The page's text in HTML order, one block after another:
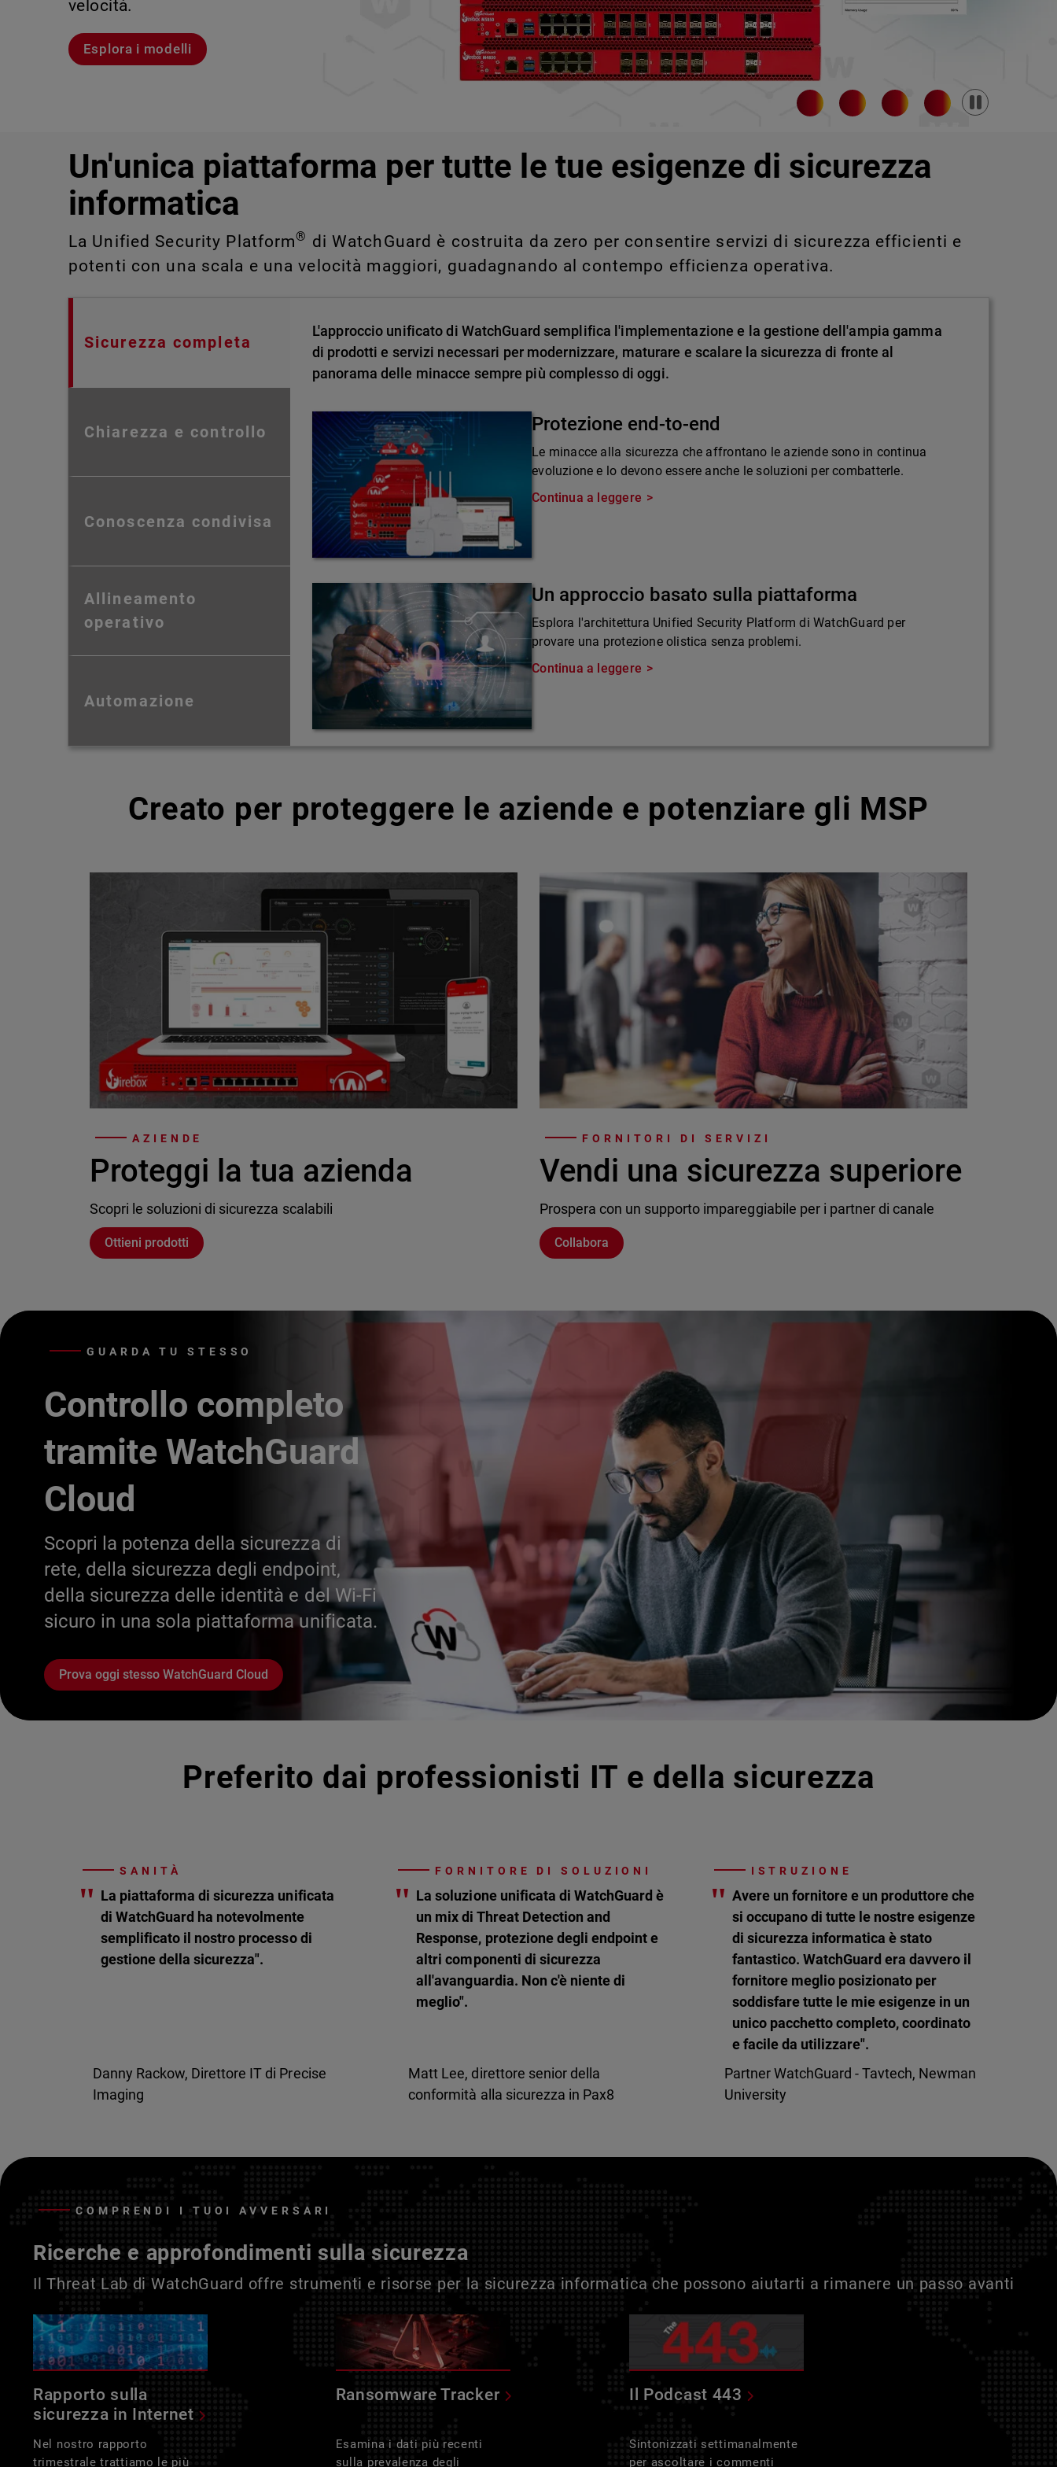
velocità.
Esplora i modelli
violazioni e portare alla luce rischi legati a Shadow AI e Shadow
IT impossibili da rilevare o gestire manualmente su larga scala.
Scopri Rai
Scopri WatchGuard EDR
Pause
Un'unica piattaforma per tutte le tue esigenze di sicurezza
informatica
La Unified Security Platform® di WatchGuard è costruita da zero per consentire servizi di sicurezza efficienti e
potenti con una scala e una velocità maggiori, guadagnando al contempo efficienza operativa.
Sicurezza completa
Chiarezza e controllo
Conoscenza condivisa
Allineamento
operativo
Automazione
L'approccio unificato di WatchGuard semplifica l'implementazione e la gestione dell'ampia gamma
di prodotti e servizi necessari per modernizzare, maturare e scalare la sicurezza di fronte al
panorama delle minacce sempre più complesso di oggi.
Protezione end-to-end
Le minacce alla sicurezza che affrontano le aziende sono in continua
evoluzione e lo devono essere anche le soluzioni per combatterle.
Continua a leggere
Un approccio basato sulla piattaforma
Esplora l'architettura Unified Security Platform di WatchGuard per
provare una protezione olistica senza problemi.
Continua a leggere
Creato per proteggere le aziende e potenziare gli MSP
AZIENDE
Proteggi la tua azienda
Scopri le soluzioni di sicurezza scalabili
Ottieni prodotti
FORNITORI DI SERVIZI
Vendi una sicurezza superiore
Prospera con un supporto impareggiabile per i partner di canale
Collabora
GUARDA TU STESSO
Controllo completo
tramite WatchGuard
Cloud
Scopri la potenza della sicurezza di
rete, della sicurezza degli endpoint,
della sicurezza delle identità e del Wi-Fi
sicuro in una sola piattaforma unificata.
Prova oggi stesso WatchGuard Cloud
Preferito dai professionisti IT e della sicurezza
SANITÀ
" La piattaforma di sicurezza unificata
di WatchGuard ha notevolmente
semplificato il nostro processo di
gestione della sicurezza".
Danny Rackow, Direttore IT di Precise
Imaging
FORNITORE DI SOLUZIONI
" La soluzione unificata di WatchGuard è
un mix di Threat Detection and
Response, protezione degli endpoint e
altri componenti di sicurezza
all'avanguardia. Non c'è niente di
meglio".
Matt Lee, direttore senior della
conformità alla sicurezza in Pax8
ISTRUZIONE
" Avere un fornitore e un produttore che
si occupano di tutte le nostre esigenze
di sicurezza informatica è stato
fantastico. WatchGuard era davvero il
fornitore meglio posizionato per
soddisfare tutte le mie esigenze in un
unico pacchetto completo, coordinato
e facile da utilizzare".
Partner WatchGuard - Tavtech, Newman
University
COMPRENDI I TUOI AVVERSARI
Ricerche e approfondimenti sulla sicurezza
Il Threat Lab di WatchGuard offre strumenti e risorse per la sicurezza informatica che possono aiutarti a rimanere un passo avanti
Rapporto sulla
sicurezza in Internet
Nel nostro rapporto
trimestrale trattiamo le più
Ransomware Tracker
Esamina i dati più recenti
sulla prevalenza degli
Il Podcast 443
Sintonizzati settimanalmente
per ascoltare i commenti